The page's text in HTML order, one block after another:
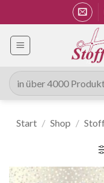
Inhalt
springen
Suche
nach:
Start / Shop /